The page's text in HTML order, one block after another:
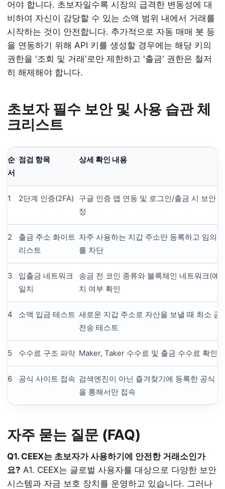
어야 합니다. 초보자일수록 시장의 급격한 변동성에 대
비하여 자신이 감당할 수 있는 소액 범위 내에서 거래를
시작하는 것이 안전합니다. 추가적으로 자동 매매 봇 등
을 연동하기 위해 API 키를 생성할 경우에는 해당 키의
권한을 '조회 및 거래'로만 제한하고 '출금' 권한은 철저
히 해제해야 합니다.
초보자 필수 보안 및 사용 습관 체
크리스트
순
서
점검 항목 상세 확인 내용
1 2단계 인증(2FA)
구글 인증 앱 연동 및 로그인/출금 시 보안
정
2
출금 주소 화이트
리스트
자주 사용하는 지갑 주소만 등록하고 임의
를 차단
3
입출금 네트워크
일치
송금 전 코인 종류와 블록체인 네트워크(예:
치 여부 확인
4 소액 입금 테스트 새로운 지갑 주소로 자산을 보낼 때 최소 금
전송 테스트
5 수수료 구조 파악 Maker, Taker 수수료 및 출금 수수료 확인
6 공식 사이트 접속 검색엔진이 아닌 즐겨찾기에 등록한 공식
을 통해서만 접속
자주 묻는 질문 (FAQ)
Q1. CEEX는 초보자가 사용하기에 안전한 거래소인가
요? A1. CEEX는 글로벌 사용자를 대상으로 다양한 보안
시스템과 자금 보호 장치를 운영하고 있습니다. 그러나